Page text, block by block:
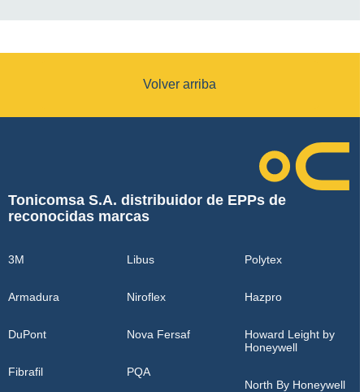
Volver arriba
Tonicomsa S.A. distribuidor de EPPs de
reconocidas marcas
3M
Armadura
DuPont
Fibrafil
Libus
Niroflex
Nova Fersaf
PQA
Polytex
Hazpro
Howard Leight by
Honeywell
North By Honeywell